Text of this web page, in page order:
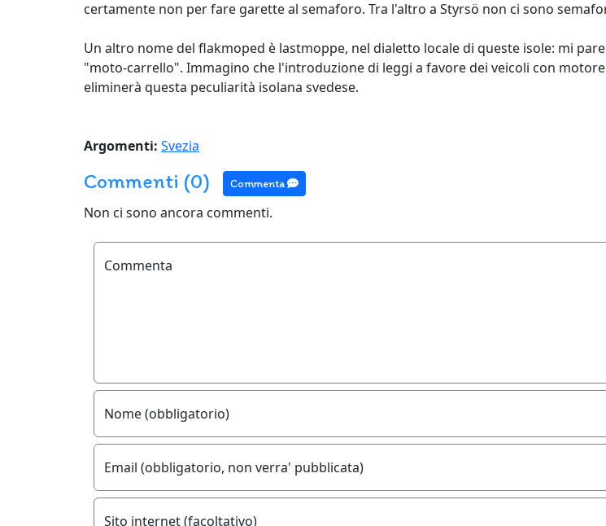
certamente non per fare garette al semaforo. Tra l'altro a Styrsö non ci sono
Un altro nome del flakmoped è lastmoppe, nel dialetto locale di queste isole: mi
"moto-carrello". Immagino che l'introduzione di leggi a favore dei veicoli con
eliminerà questa peculiarità isolana svedese.
Argomenti: Svezia
Commenti (0) Commenta
Non ci sono ancora commenti.
Commenta
Nome (obbligatorio)
Email (obbligatorio, non verra' pubblicata)
Sito internet (facoltativo)